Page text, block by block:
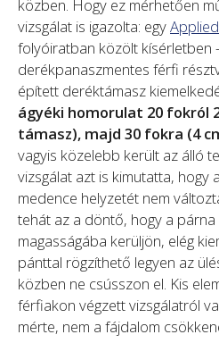
közben. Hogy ez mérhetően
vizsgálat is igazolta: egy
folyóiratban közölt kísérletben
derékpanaszmentes férfi
épített deréktámasz
ágyéki homorulat 20 fokról
támasz), majd 30 fokra (4
vagyis közelebb került az álló
vizsgálat azt is kimutatta, hogy
medence helyzetét nem
tehát az a döntő, hogy a
magasságába kerüljön, elég
pánttal rögzíthető legyen az
közben ne csússzon el. Kis
férfiakon végzett vizsgálatról
mérte, nem a fájdalom